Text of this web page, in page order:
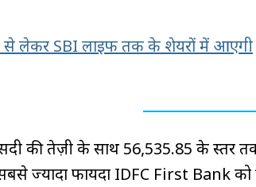
से लेकर SBI लाइफ तक के शेयरों में आएगी
की तेज़ी के साथ 56,535.85 के स्तर
सबसे ज्यादा फायदा IDFC First Bank